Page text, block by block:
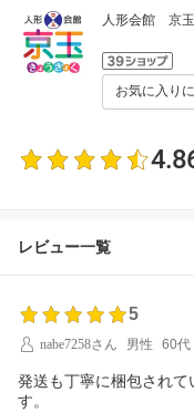
人形会館 京
お気に入り
レビュー一覧
5
nabe7258さん
男性 60代
発送も丁寧に梱包されて
す。